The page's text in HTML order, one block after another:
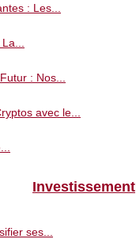
: Les...
: Nos...
avec le...
Investissement
ses...